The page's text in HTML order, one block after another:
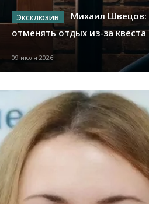
Михаил Швецов:
отменять отдых из-за
09 июля 2026